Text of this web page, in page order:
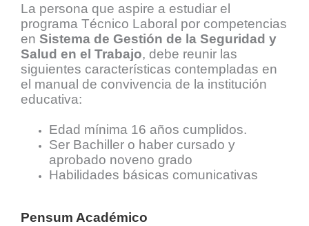
La persona que aspire a estudiar el
programa Técnico Laboral por competencias
en Sistema de Gestión de la Seguridad y
Salud en el Trabajo, debe reunir las
siguientes características contempladas en
el manual de convivencia de la institución
educativa:
Edad mínima 16 años cumplidos.
Ser Bachiller o haber cursado y
aprobado noveno grado
Habilidades básicas comunicativas
Pensum Académico